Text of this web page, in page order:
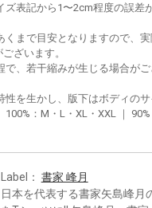
表記から1〜2cm程度の誤差
まで目安となりますので、実
ざいます。
、若干縮みが生じる場合がご
を生かし、版下はボディのサ
：M・L・XL・XXL ｜ 90%
Label： 書家 峰月
日本を代表する書家矢島峰月